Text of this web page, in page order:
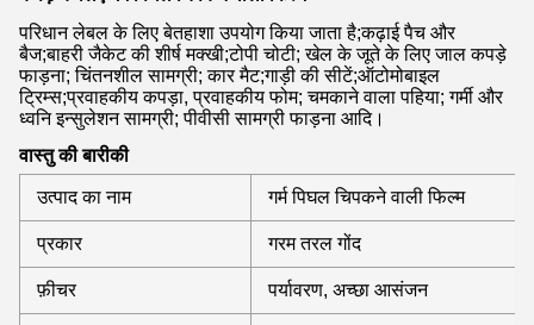
परिधान लेबल के लिए बेतहाशा उपयोग किया जाता है;कढ़ाई पैच और
बैज;बाहरी जैकेट की शीर्ष मक्खी;टोपी चोटी; खेल के जूते के लिए जाल कपड़े
फाड़ना; चिंतनशील सामग्री; कार मैट;गाड़ी की सीटें;ऑटोमोबाइल
ट्रिम्स;प्रवाहकीय कपड़ा, प्रवाहकीय फोम; चमकाने वाला पहिया; गर्मी और
ध्वनि इन्सुलेशन सामग्री; पीवीसी सामग्री फाड़ना आदि।
वास्तु की बारीकी
उत्पाद का नाम गर्म पिघल चिपकने वाली फिल्म
प्रकार गरम तरल गोंद
फ़ीचर पर्यावरण, अच्छा आसंजन